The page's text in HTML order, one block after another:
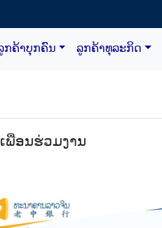
ກຄ້າບຸກຄົນ ລູກຄ້າທຸລະກິດ
ພື່ອນຮ່ວມງານ